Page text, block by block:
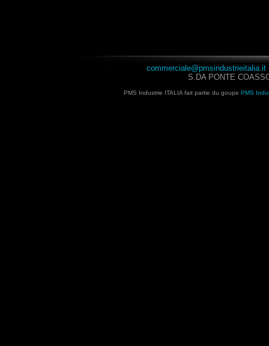
commerciale@pmsindustrieitalia.it
S.DA PONTE
PMS Industrie ITALIA fait partie du goupe PMS